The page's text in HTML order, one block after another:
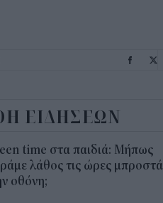
ΕΙΔΗΣΕΩΝ
time στα παιδιά: Μήπως
λάθος τις ώρες μπροστά
οθόνη;